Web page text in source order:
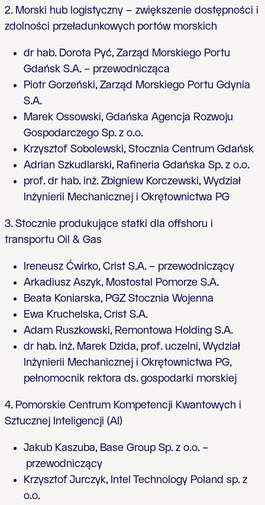
2. Morski hub logistyczny – zwiększenie dostępności i
zdolności przeładunkowych portów morskich
dr hab. Dorota Pyć, Zarząd Morskiego Portu
Gdańsk S.A. – przewodnicząca
Piotr Gorzeński, Zarząd Morskiego Portu Gdynia
S.A.
Marek Ossowski, Gdańska Agencja Rozwoju
Gospodarczego Sp. z o.o.
Krzysztof Sobolewski, Stocznia Centrum Gdańsk
Adrian Szkudlarski, Rafineria Gdańska Sp. z o.o.
prof. dr hab. inż. Zbigniew Korczewski, Wydział
Inżynierii Mechanicznej i Okrętownictwa PG
3. Stocznie produkujące statki dla offshoru i
transportu Oil & Gas
Ireneusz Ćwirko, Crist S.A. – przewodniczący
Arkadiusz Aszyk, Mostostal Pomorze S.A.
Beata Koniarska, PGZ Stocznia Wojenna
Ewa Kruchelska, Crist S.A.
Adam Ruszkowski, Remontowa Holding S.A.
dr hab. inż. Marek Dzida, prof. uczelni, Wydział
Inżynierii Mechanicznej i Okrętownictwa PG,
pełnomocnik rektora ds. gospodarki morskiej
4. Pomorskie Centrum Kompetencji Kwantowych i
Sztucznej Inteligencji (AI)
Jakub Kaszuba, Base Group Sp. z o.o. –
przewodniczący
Krzysztof Jurczyk, Intel Technology Poland sp. z
o.o.